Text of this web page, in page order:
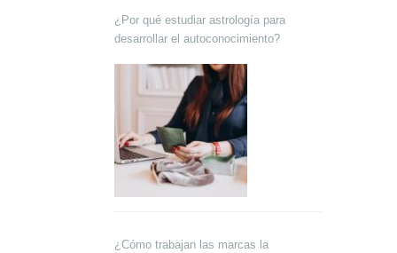
¿Por qué estudiar astrología para
desarrollar el autoconocimiento?
¿Cómo trabajan las marcas la